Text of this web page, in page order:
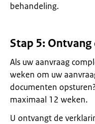
behandeling.
Stap 5:
Als uw aanvraag
weken om uw
documenten
maximaal 12 weken.
U ontvangt de